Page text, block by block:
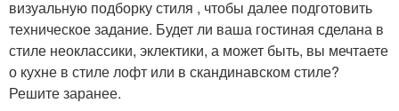
визуальную подборку стиля , чтобы далее подготовить
техническое задание. Будет ли ваша гостиная сделана в
стиле неоклассики, эклектики, а может быть, вы мечтаете
о кухне в стиле лофт или в скандинавском стиле?
Решите заранее.